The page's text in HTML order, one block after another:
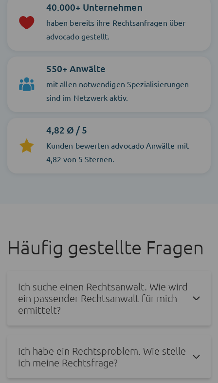
40.000+ Unternehmen
haben bereits ihre Rechtsanfragen über
advocado gestellt.
550+ Anwälte
mit allen notwendigen Spezialisierungen
sind im Netzwerk aktiv.
4,82 Ø / 5
Kunden bewerten advocado Anwälte mit
4,82 von 5 Sternen.
Häufig gestellte Fragen
Ich suche einen Rechtsanwalt. Wie wird
ein passender Rechtsanwalt für mich
ermittelt?
Ich habe ein Rechtsproblem. Wie stelle
ich meine Rechtsfrage?